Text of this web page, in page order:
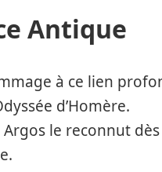
Antique
à ce lien
d’Homère.
le reconnut